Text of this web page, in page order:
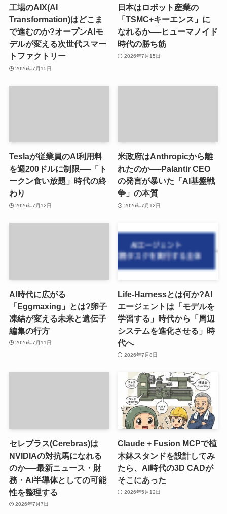
工場のAIX(AI
Transformation)はどこま
で進むのか?オープンAIモ
デルが変える次世代スマー
トファクトリー
2026年7月15日
日本はロボット産業の
「TSMC+キーエンス」に
なれるか──ヒューマノイド
時代の勝ち筋
2026年7月15日
Teslaが従業員のAI利用料
を週200ドルに制限──「ト
ークン食い放題」時代の終
わり
2026年7月12日
米政府はAnthropicから離
れたのか──Palantir CEO
の発言が暴いた「AI基盤戦
争」の本質
2026年7月12日
AI時代に広がる
「Eggmaxing」とは?卵子
凍結が変える未来と遺伝子
編集の行方
2026年7月11日
Life-Harnessとは何か?AI
エージェントは「モデルを
学習する」時代から「周辺
システムを進化させる」時
代へ
2026年7月8日
セレブラス(Cerebras)は
NVIDIAの対抗馬になれる
のか──最新ニュース・財
務・AI半導体としての可能
性を整理する
2026年7月7日
Claude + Fusion MCPで植
木鉢スタンドを設計してみ
たら、AI時代の3D CADが
そこにあった
2026年5月12日